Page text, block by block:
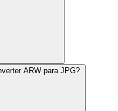
ARW para JPG?